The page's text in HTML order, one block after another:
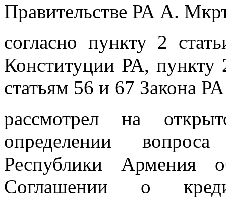
Правительстве РА А.
согласно пункту 2
Конституции РА, пункту
статьям 56 и 67 Закона
рассмотрел на
определении вопроса
Республики Армения
Соглашении о